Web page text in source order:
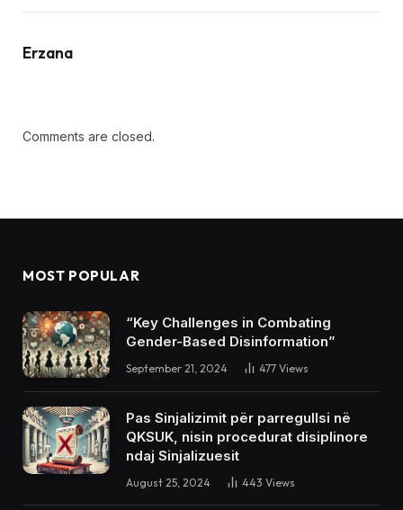
Erzana
Comments are closed.
MOST POPULAR
“Key Challenges in Combating
Gender-Based Disinformation”
September 21, 2024 477 Views
Pas Sinjalizimit për parregullsi në
QKSUK, nisin procedurat disiplinore
ndaj Sinjalizuesit
August 25, 2024 443 Views